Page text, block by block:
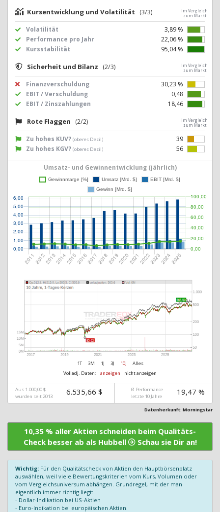
Kursentwicklung und Volatilität (3/3)
Im Vergleich
zum Markt
Volatilität
3,89 %
Performance pro Jahr
22,06 %
Kursstabilität
95,04 %
Sicherheit und Bilanz (2/3)
Im Vergleich
zum Markt
Finanzverschuldung
30,23 %
EBIT / Verschuldung
0,48
EBIT / Zinszahlungen
18,46
Rote Flaggen (2/2)
Im Vergleich
zum Markt
Zu hohes KUV? (oberes Dezil)
39
Zu hohes KGV? (oberes Dezil) 56
Umsatz- und Gewinnentwicklung (jährlich)
1T 3M 1J 3J 10J
Alles
Volladj. Daten:
anzeigen nicht anzeigen
Aus 1.000,00 $
wurden seit 2013
6.535,66 $
Ø Performance
letzte 10 Jahre
19,47 %
Datenherkunft: Morningstar
10,35 % aller Aktien schneiden beim Qualitäts-
Check besser ab als Hubbell
Schau sie Dir an!
Wichtig: Für den Qualitätscheck von Aktien den Hauptbörsenplatz
auswählen, weil viele Bewertungskriterien vom Kurs, Volumen oder
vom Vergleichsuniversum abhängen. Grundregel, mit der man
eigentlich immer richtig liegt:
- Dollar-Indikation bei US-Aktien
- Euro-Indikation bei europäischen Aktien.